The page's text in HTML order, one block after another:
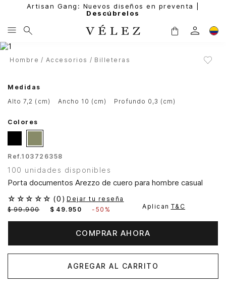
Artisan Gang: Nuevos diseños en preventa |
Descúbrelos
Hombre Accesorios Billeteras
Medidas
alto 7,2 (cm)
ancho 10 (cm) profundo 0,3 (cm)
Colores
Ref.103726358
100 unidades disponibles
Porta documentos Arezzo de cuero para hombre casual
☆ ☆ ☆ ☆ ☆ (0 ) Dejar tu reseña
$ 99.900 $ 49. 950 - 50% Aplican T&C
COMPRAR AHORA
AGREGAR AL CARRITO